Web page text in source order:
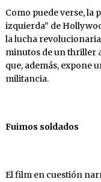
Como puede verse, la
izquierda” de
la lucha revolucionaria
minutos de un thriller
que, además, expone
militancia.
Fuimos soldados
El film en cuestión